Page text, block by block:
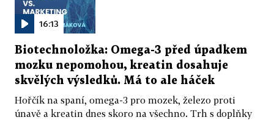
16:13
Biotechnoložka: Omega-3 před úpadkem
mozku nepomohou, kreatin dosahuje
skvělých výsledků. Má to ale háček
Hořčík na spaní, omega-3 pro mozek, železo proti
únavě a kreatin dnes skoro na všechno. Trh s doplňky